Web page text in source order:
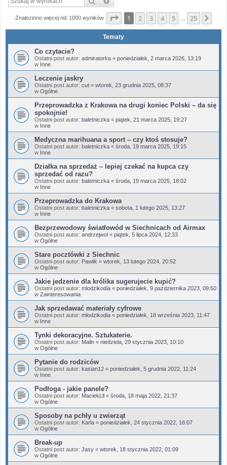
Znaleziono więcej niż 1000 wyników Strona z25
1 2 3 4 5 25
Tematy
Co czytacie?
Ostatni post autor: admiratorka « poniedziałek, 2 marca 2026, 13:19
w Inne
Leczenie jaskry
Ostatni post autor: cut « wtorek, 23 grudnia 2025, 08:37
w Ogólne
Przeprowadzka z Krakowa na drugi koniec Polski – da się
spokojnie!
Ostatni post autor: baletniczka « piątek, 21 marca 2025, 19:27
w Inne
Medyczna marihuana a sport – czy ktoś stosuje?
Ostatni post autor: baletniczka « środa, 19 marca 2025, 19:15
w Inne
Działka na sprzedaż – lepiej czekać na kupca czy
sprzedać od razu?
Ostatni post autor: baletniczka « środa, 19 marca 2025, 18:02
w Inne
Przeprowadzka do Krakowa
Ostatni post autor: baletniczka « sobota, 1 lutego 2025, 13:27
w Inne
Bezprzewodowy światłowód w Siechnicach od Airmax
Ostatni post autor: andrzejwol « piątek, 5 lipca 2024, 12:33
w Ogólne
Stare pocztówki z Siechnic
Ostatni post autor: Pawlik « wtorek, 13 lutego 2024, 20:52
w Ogólne
Jakie jedzenie dla królika sugerujecie kupić?
Ostatni post autor: mlodzikodia « poniedziałek, 9 października 2023, 09:50
w Zainteresowania
Jak sprzedawać materiały cyfrowe
Ostatni post autor: mlodzikodia « poniedziałek, 18 września 2023, 11:47
w Inne
Tynki dekoracyjne. Sztukaterie.
Ostatni post autor: Malin « niedziela, 29 stycznia 2023, 10:10
w Ogólne
Pytanie do rodziców
Ostatni post autor: kasian12 « poniedziałek, 5 grudnia 2022, 11:24
w Inne
Podłoga - jakie panele?
Ostatni post autor: MaciekLll « środa, 18 maja 2022, 21:37
w Ogólne
Sposoby na pchły u zwierząt
Ostatni post autor: Karla « poniedziałek, 24 stycznia 2022, 16:07
w Ogólne
Break-up
Ostatni post autor: Jasy « wtorek, 18 stycznia 2022, 01:09
w Ogólne